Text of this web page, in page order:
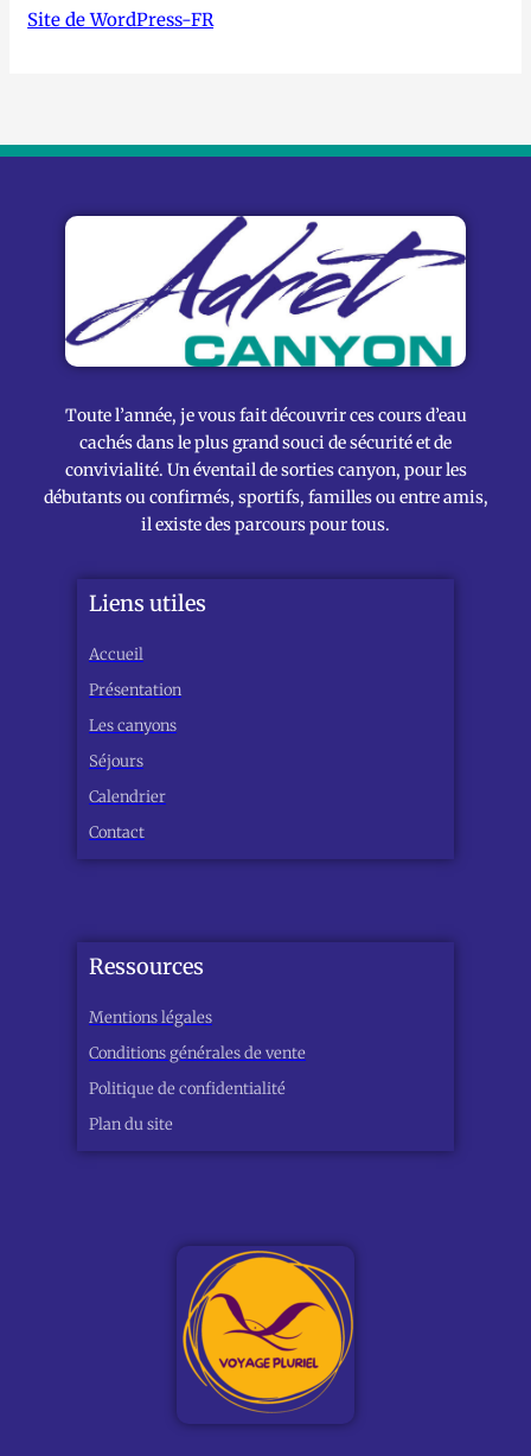
Site de WordPress-FR
Toute l’année, je vous fait découvrir ces cours d’eau
cachés dans le plus grand souci de sécurité et de
convivialité. Un éventail de sorties canyon, pour les
débutants ou confirmés, sportifs, familles ou entre amis,
il existe des parcours pour tous.
Liens utiles
Accueil
Présentation
Les canyons
Séjours
Calendrier
Contact
Ressources
Mentions légales
Conditions générales de vente
Politique de confidentialité
Plan du site